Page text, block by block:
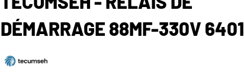
DÉMARRAGE 88MF-330V 6401